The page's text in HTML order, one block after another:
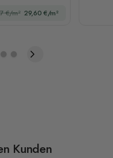
€/m² 29,60 €/m²
Kunden